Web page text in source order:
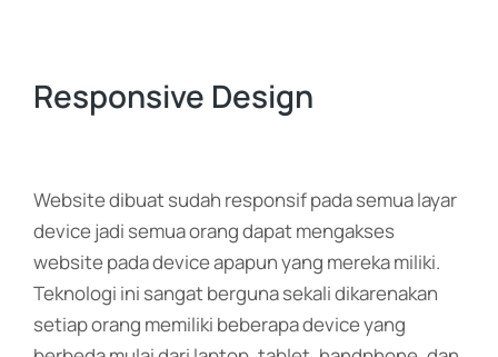
Responsive Design
Website dibuat sudah responsif pada semua layar
device jadi semua orang dapat mengakses
website pada device apapun yang mereka miliki.
Teknologi ini sangat berguna sekali dikarenakan
setiap orang memiliki beberapa device yang